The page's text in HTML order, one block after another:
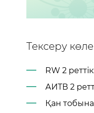
Тексеру
RW 2
АИТВ 2
Қан